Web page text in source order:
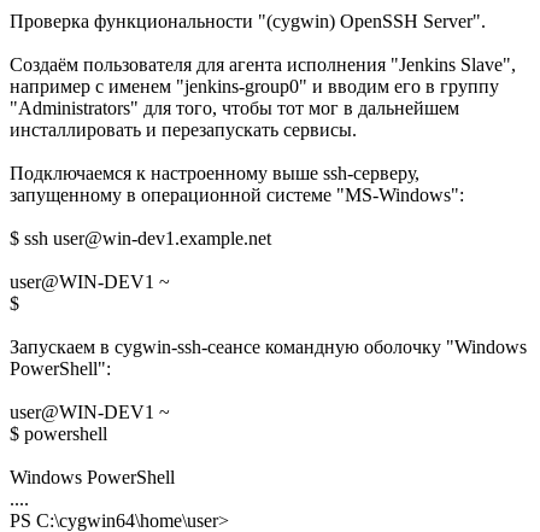
Проверка функциональности "(cygwin) OpenSSH Server".
Создаём пользователя для агента исполнения "Jenkins Slave",
например с именем "jenkins-group0" и вводим его в группу
"Administrators" для того, чтобы тот мог в дальнейшем
инсталлировать и перезапускать сервисы.
Подключаемся к настроенному выше ssh-серверу,
запущенному в операционной системе "MS-Windows":
$ ssh user@win-dev1.example.net
user@WIN-DEV1 ~
$
Запускаем в cygwin-ssh-сеансе командную оболочку "Windows
PowerShell":
user@WIN-DEV1 ~
$ powershell
Windows PowerShell
....
PS C:\cygwin64\home\user>